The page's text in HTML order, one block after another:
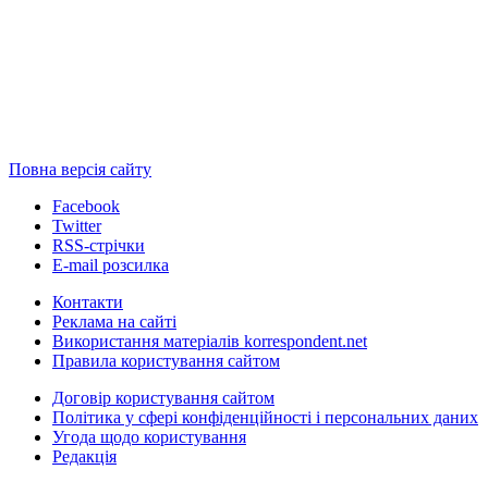
Повна версія сайту
Facebook
Twitter
RSS-стрічки
E-mail розсилка
Контакти
Реклама на сайті
Використання матеріалів korrespondent.net
Правила користування сайтом
Договір користування сайтом
Політика у сфері конфіденційності і персональних даних
Угода щодо користування
Редакція